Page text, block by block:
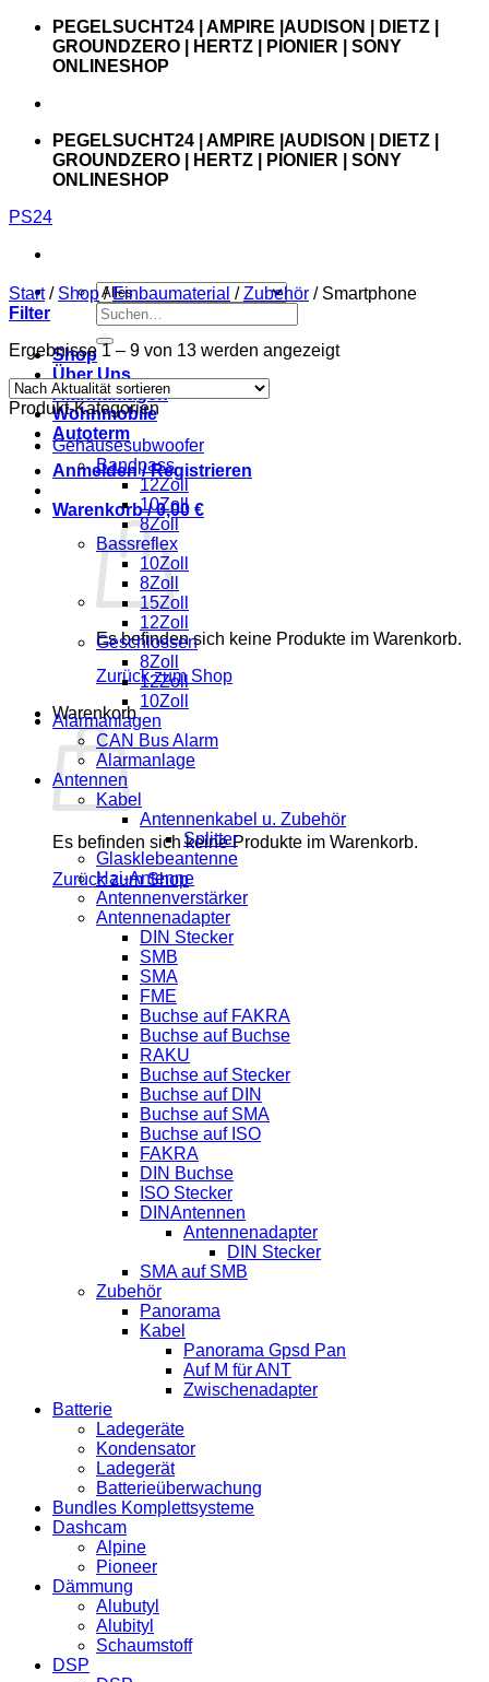
Zum
springen
PEGELSUCHT24 | AMPIRE |AUDISON | DIETZ |
GROUNDZERO | HERTZ | PIONIER | SONY
ONLINESHOP
PEGELSUCHT24 | AMPIRE |AUDISON | DIETZ |
GROUNDZERO | HERTZ | PIONIER | SONY
ONLINESHOP
PS24
Suchen
nach:
Shop
Über Uns
Alarmanlagen
Wohnmobile
Autoterm
Anmelden / Registrieren
Warenkorb /0,00 €
Es befinden sich keine Produkte im Warenkorb.
Zurück zum Shop
Warenkorb
Es befinden sich keine Produkte im Warenkorb.
Zurück zum Shop
Start / Shop / Einbaumaterial / Zubehör /Smartphone
Filter
Ergebnisse 1 – 9 von 13 werden angezeigt
Produkt-Kategorien
Gehäusesubwoofer
Bandpass
12Zoll
10Zoll
8Zoll
Bassreflex
10Zoll
8Zoll
15Zoll
12Zoll
Geschlossen
8Zoll
12Zoll
10Zoll
Alarmanlagen
CAN Bus Alarm
Alarmanlage
Antennen
Kabel
Antennenkabel u. Zubehör
Splitter
Glasklebeantenne
Hai-Antenne
Antennenverstärker
Antennenadapter
DIN Stecker
SMB
SMA
FME
Buchse auf FAKRA
Buchse auf Buchse
RAKU
Buchse auf Stecker
Buchse auf DIN
Buchse auf SMA
Buchse auf ISO
FAKRA
DIN Buchse
ISO Stecker
DINAntennen
Antennenadapter
DIN Stecker
SMA auf SMB
Zubehör
Panorama
Kabel
Panorama Gpsd Pan
Auf M für ANT
Zwischenadapter
Batterie
Ladegeräte
Kondensator
Ladegerät
Batterieüberwachung
Bundles Komplettsysteme
Dashcam
Alpine
Pioneer
Dämmung
Alubutyl
Alubityl
Schaumstoff
DSP